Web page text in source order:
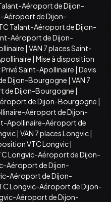
Aéroport de Dijon-
Aéroport de Dijon-
Talant-Aéroport de Dijon-
Aéroport de Dijon-
| VAN 7 places Saint-
| Mise à disposition
Saint-Apollinaire | Devis
Dijon-Bourgogne | VAN 7
de Dijon-Bourgogne |
de Dijon-Bourgogne |
Aéroport de Dijon-
Apollinaire-Aéroport de
| VAN 7 places Longvic|
VTC Longvic|
Longvic-Aéroport de Dijon-
Aéroport de Dijon-
Aéroport de Dijon-
Longvic-Aéroport de Dijon-
Aéroport de Dijon-